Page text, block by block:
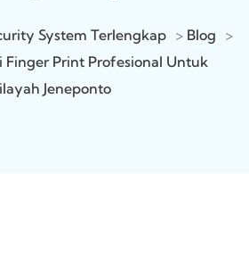
System Terlengkap > Blog >
Finger Print Profesional Untuk
Jeneponto